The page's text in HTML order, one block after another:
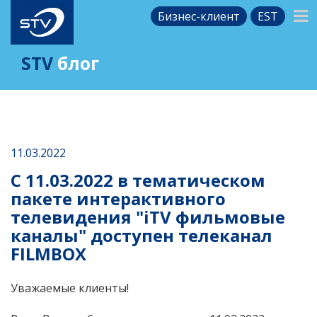
Бизнес-клиент EST
STV блог
11.03.2022
С 11.03.2022 в тематическом
пакете интерактивного
телевидения "iTV фильмовые
каналы" доступен телеканал
FILMBOX
Уважаемые клиенты!